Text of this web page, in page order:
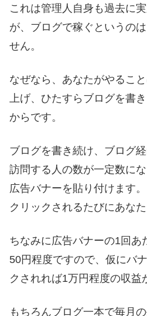
これは管理人自身も過去に
が、ブログで稼ぐというの
せん。
なぜなら、あなたがやるこ
上げ、ひたすらブログを書
からです。
ブログを書き続け、ブログ
訪問する人の数が一定数に
広告バナーを貼り付けます
クリックされるたびにあな
ちなみに広告バナーの1回あ
50円程度ですので、仮にバ
クされれば1万円程度の収益
もちろんブログ一本で毎月